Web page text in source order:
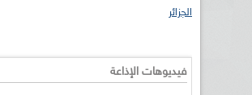
الجزائر
فيديوهات الإذاعة